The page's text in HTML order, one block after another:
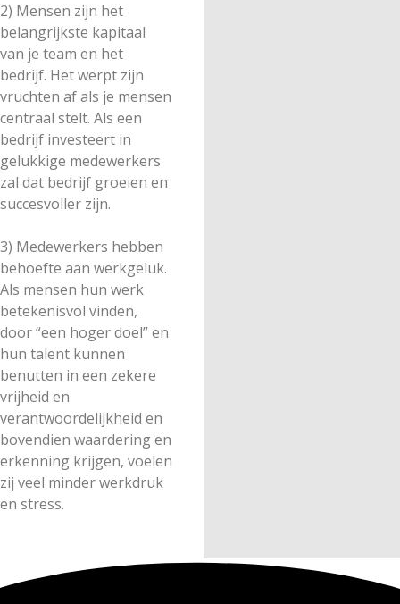
2) Mensen zijn het
belangrijkste kapitaal
van je team en het
bedrijf. Het werpt zijn
vruchten af als je mensen
centraal stelt. Als een
bedrijf investeert in
gelukkige medewerkers
zal dat bedrijf groeien en
succesvoller zijn.
3) Medewerkers hebben
behoefte aan werkgeluk.
Als mensen hun werk
betekenisvol vinden,
door “een hoger doel” en
hun talent kunnen
benutten in een zekere
vrijheid en
verantwoordelijkheid en
bovendien waardering en
erkenning krijgen, voelen
zij veel minder werkdruk
en stress.